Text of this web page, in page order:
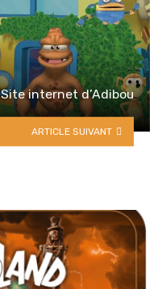
Site internet d’Adibou
ARTICLE SUIVANT